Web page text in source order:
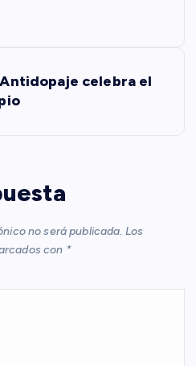
celebra el
no será publicada. Los
con *